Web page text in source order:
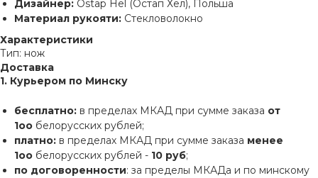
Дизайнер: Ostap Hel (Остап Хел), Польша
Материал рукояти: Стекловолокно
Характеристики
Тип: нож
Доставка
1. Курьером по Минску
бесплатно: в пределах МКАД при сумме заказа от
1оо белорусских рублей;
платно: в пределах МКАД при сумме заказа менее
1оо белорусских рублей - 10 руб;
по договоренности: за пределы МКАДа и по минскому